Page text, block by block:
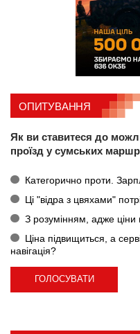
ОПИТУВАННЯ
Як ви ставитеся до
проїзд у сумських
Категорично проти.
Ці "відра з цвяхами"
З розумінням, адже ціни
Ціна підвищиться, а
навігація?